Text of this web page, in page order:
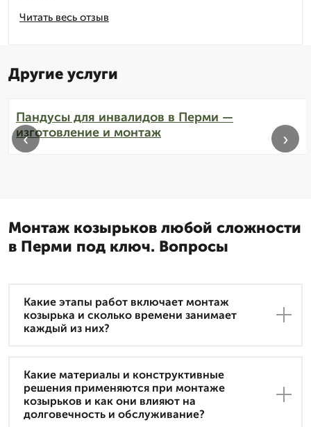
Читать весь отзыв
Другие услуги
Пандусы для инвалидов в Перми —
изготовление и монтаж
‹ ›
Монтаж козырьков любой сложности
в Перми под ключ. Вопросы
Какие этапы работ включает монтаж
козырька и сколько времени занимает
каждый из них?
Какие материалы и конструктивные
решения применяются при монтаже
козырьков и как они влияют на
долговечность и обслуживание?